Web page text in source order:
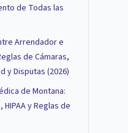
de Todas las
Arrendador e
de Cámaras,
y Disputas (2026)
de Montana:
y Reglas de